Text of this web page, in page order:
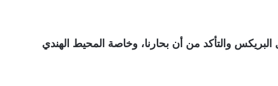
والتأكد من أن بحارنا، وخاصة المحيط الهندي